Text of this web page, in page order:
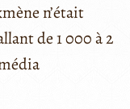
n’était
de 1 000 à 2